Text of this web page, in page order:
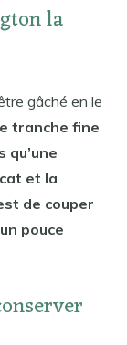
la
gâché en le
tranche fine
et la
de couper
pouce